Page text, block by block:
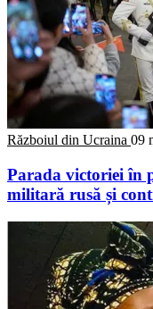
Războiul din Ucraina 09
Parada victoriei în
militară rusă și